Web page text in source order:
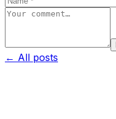
← All posts